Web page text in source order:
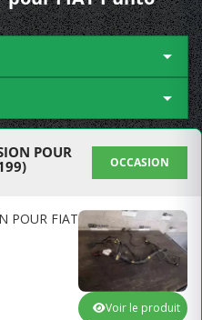


POUR
OCCASION
POUR FIAT
Voir le produit